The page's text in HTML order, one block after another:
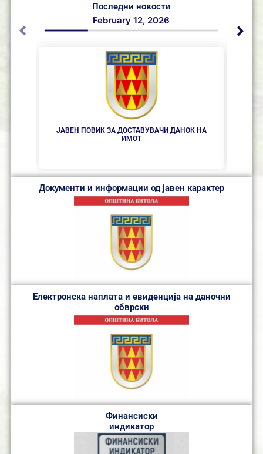
Последни новости
ЈАВЕН ПОВИК ЗА ДОСТАВУВАЧИ ДАНОК НА
ИМОТ
February 12, 2026
Документи и информации од јавен карактер
Електронска наплата и евиденција на даночни
обврски
Финансиски
индикатор